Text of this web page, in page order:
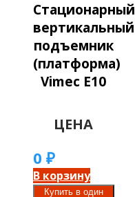
Стационарный
вертикальный
подъемник
(платформа)
Vimec Е10
ЦЕНА
0 ₽
В корзину
Купить в один